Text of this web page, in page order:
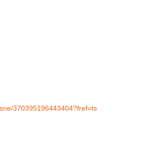
370395196443404?fref=ts